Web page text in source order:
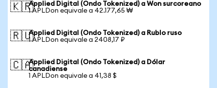
🇰🇷Applied Digital (Ondo Tokenized) a Won surcoreano
1 APLDon equivale a 42.177,65 ₩
🇷🇺Applied Digital (Ondo Tokenized) a Rublo ruso
1 APLDon equivale a 2408,17 ₽
🇨🇦Applied Digital (Ondo Tokenized) a Dólar
canadiense
1 APLDon equivale a 41,38 $